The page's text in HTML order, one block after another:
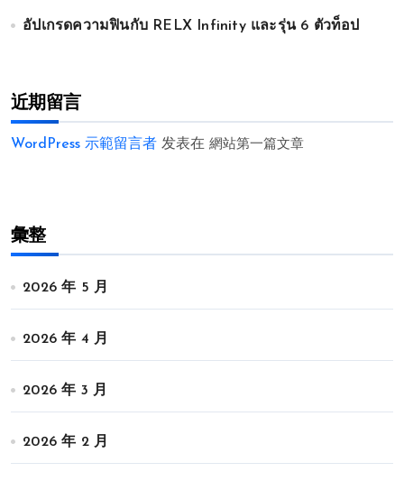
อัปเกรดความฟินกับ RELX Infinity และรุ่น 6 ตัวท็อป
近期留言
WordPress 示範留言者 发表在 網站第一篇文章
彙整
2026 年 5 月
2026 年 4 月
2026 年 3 月
2026 年 2 月